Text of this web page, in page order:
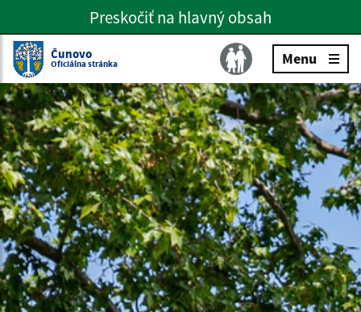
Preskočiť na hlavné menu
Preskočiť na hlavný obsah
Slovenčina
Čunovo
Oficiálna stránka Menu